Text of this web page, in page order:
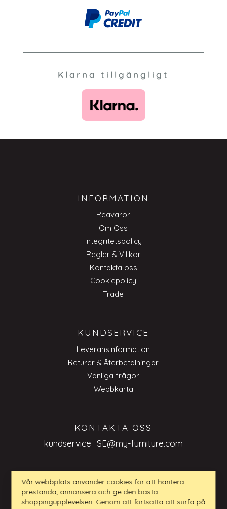
Klarna tillgängligt
INFORMATION
Reavaror
Om Oss
Integritetspolicy
Regler & Villkor
Kontakta oss
Cookiepolicy
Trade
KUNDSERVICE
Leveransinformation
Returer & Återbetalningar
Vanliga frågor
Webbkarta
KONTAKTA OSS
kundservice_SE@my-furniture.com
FRÅGOR BUSINESS TO BUSINESS
Vår webbplats använder cookies för att hantera
prestanda, annonsera och ge den bästa
shoppingupplevelsen. Genom att fortsätta att surfa på